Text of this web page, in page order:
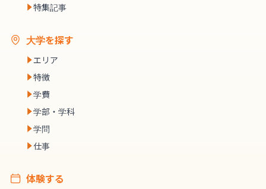
特集記事
大学を探す
エリア
特徴
学費
学部・学科
学問
仕事
体験する